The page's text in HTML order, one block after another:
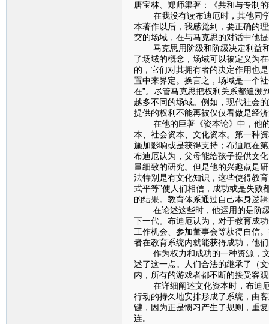
唐宝林、郑师渠著：《共和与专制
在我没有读布迪厄时，其他同学
本著作以后，我感觉到，要正确的
突的场域，在与马克思的对话中他
马克思用阶级和阶级决定利益和
了场域的概念，场域可以被定义为
的，它们对其拥有者的决定作用也
置中来界定。换言之，场域是一个
在”。尽管马克思把权利关系都追溯
越多不同的场域。例如，现代社会
提供的权利不能再被仅仅看做是经
在他的巨著《资本论》中，他的
本、社会资本、文化资本。第一种
施加影响或是获得支持；布迪厄在
布迪厄认为，父母能给孩子提供文
量细致的研究。但是他的兴趣点是
法特别是有文化知识，这些使得教
式平等”使人们相信，成功或是失败
的结果。教育体系通过自己本身逻
在论述这些时，他运用的是阶级
下一代。布迪厄认为，对于教育成
工作机会、参加董事会等获得自信
者在教育系统内就能获得成功，他
作为权力和成功的一种资源，文
述了这一点。人们合法的继承了（
内，所有的游戏者都不断的接受客
在详细阐述文化资本时，布迪厄
行动的持久地安排形成了系统，由
键，因为正是惯习产生了规则，重
连。